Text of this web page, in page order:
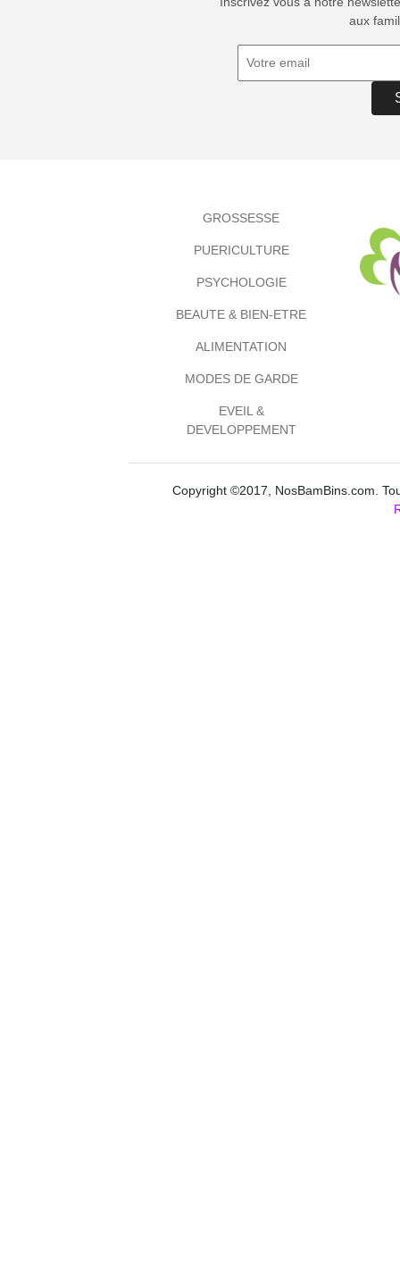
aux
GROSSESSE
PUERICULTURE
PSYCHOLOGIE
BEAUTE & BIEN-ETRE
ALIMENTATION
MODES DE GARDE
EVEIL &
DEVELOPPEMENT
Copyright ©2017, NosBamBins.com.